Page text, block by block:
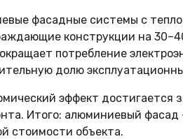
фасадные системы с
конструкции на
потребление
долю
эффект достигается
Итого: алюминиевый
стоимости объекта.